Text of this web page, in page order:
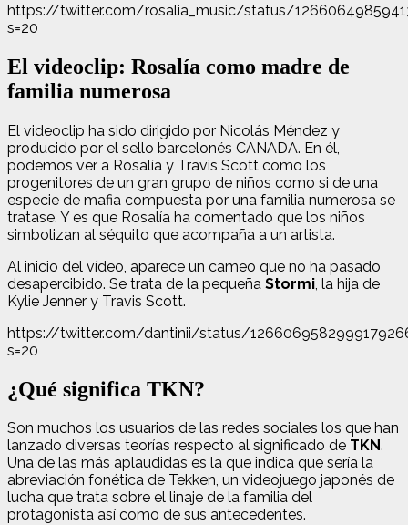
https://twitter.com/rosalia_music/status/
s=20
El videoclip: Rosalía como madre de
familia numerosa
El videoclip ha sido dirigido por Nicolás Méndez y
producido por el sello barcelonés CANADA. En él,
podemos ver a Rosalía y Travis Scott como los
progenitores de un gran grupo de niños como si de una
especie de mafia compuesta por una familia numerosa se
tratase. Y es que Rosalía ha comentado que los niños
simbolizan al séquito que acompaña a un artista.
Al inicio del vídeo, aparece un cameo que no ha pasado
desapercibido. Se trata de la pequeña Stormi , la hija de
Kylie Jenner y Travis Scott.
https://twitter.com/dantinii/status/
s=20
¿Qué significa TKN?
Son muchos los usuarios de las redes sociales los que han
lanzado diversas teorías respecto al significado de TKN.
Una de las más aplaudidas es la que indica que sería la
abreviación fonética de Tekken, un videojuego japonés de
lucha que trata sobre el linaje de la familia del
protagonista así como de sus antecedentes.